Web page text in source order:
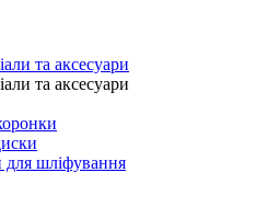
та аксесуари
та аксесуари
для шліфування